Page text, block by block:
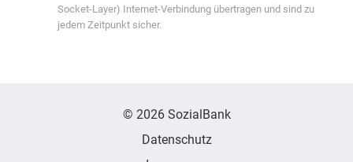
Socket-Layer) Internet-Verbindung übertragen und sind zu
jedem Zeitpunkt sicher.
© 2026 SozialBank
Datenschutz